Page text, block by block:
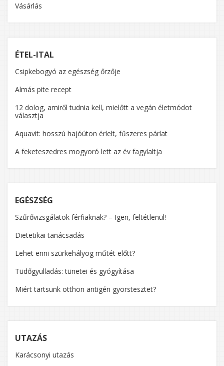
Vásárlás
ÉTEL-ITAL
Csipkebogyó az egészség őrzője
Almás pite recept
12 dolog, amiről tudnia kell, mielőtt a vegán életmódot
választja
Aquavit: hosszú hajóúton érlelt, fűszeres párlat
A feketeszedres mogyoró lett az év fagylaltja
EGÉSZSÉG
Szűrővizsgálatok férfiaknak? – Igen, feltétlenül!
Dietetikai tanácsadás
Lehet enni szürkehályog műtét előtt?
Tüdőgyulladás: tünetei és gyógyítása
Miért tartsunk otthon antigén gyorstesztet?
UTAZÁS
Karácsonyi utazás